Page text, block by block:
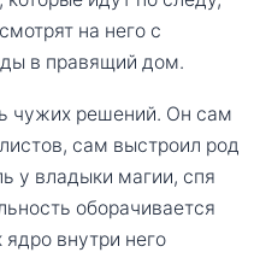
на него с
в правящий дом.
чужих решений. Он сам
сам выстроил род
у владыки магии, спя
оборачивается
ядро внутри него